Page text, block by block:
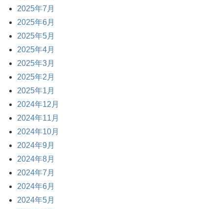
2025年7月
2025年6月
2025年5月
2025年4月
2025年3月
2025年2月
2025年1月
2024年12月
2024年11月
2024年10月
2024年9月
2024年8月
2024年7月
2024年6月
2024年5月